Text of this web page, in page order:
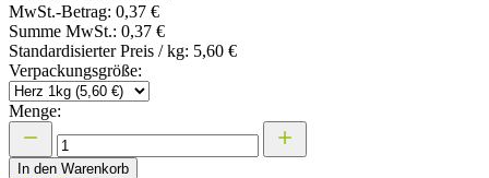
MwSt.-Betrag: 0,37 €
Summe MwSt.: 0,37 €
Standardisierter Preis / kg: 5,60 €
Verpackungsgröße:
Menge:
In den Warenkorb